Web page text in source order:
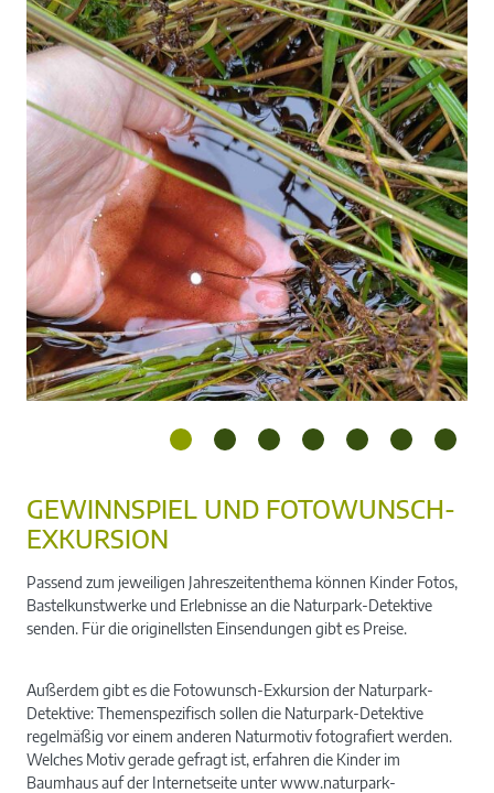
GEWINNSPIEL UND FOTOWUNSCH-
EXKURSION
Passend zum jeweiligen Jahreszeitenthema können Kinder Fotos,
Bastelkunstwerke und Erlebnisse an die Naturpark-Detektive
senden. Für die originellsten Einsendungen gibt es Preise.
Außerdem gibt es die Fotowunsch-Exkursion der Naturpark-
Detektive: Themenspezifisch sollen die Naturpark-Detektive
regelmäßig vor einem anderen Naturmotiv fotografiert werden.
Welches Motiv gerade gefragt ist, erfahren die Kinder im
Baumhaus auf der Internetseite unter www.naturpark-